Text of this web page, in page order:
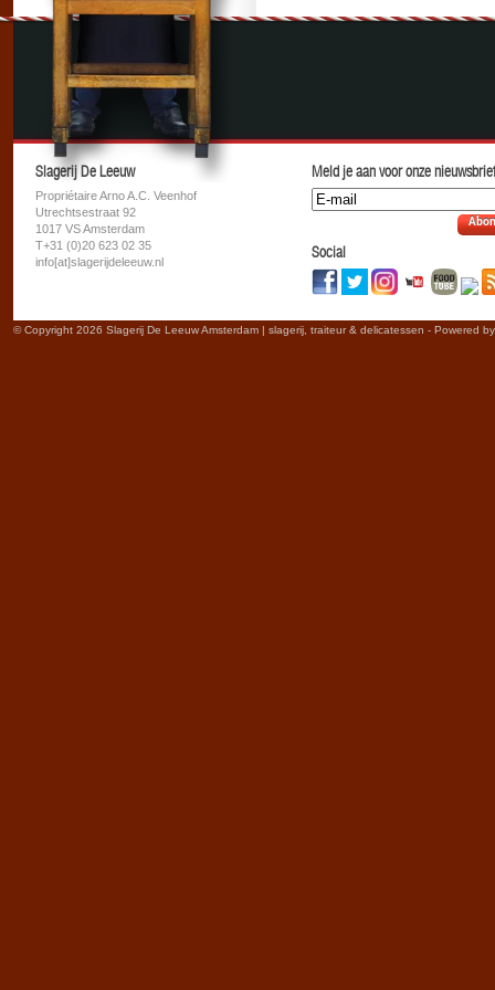
Slagerij De Leeuw
Propriétaire Arno A.C. Veenhof
Utrechtsestraat 92
1017 VS Amsterdam
T+31 (0)20 623 02 35
info[at]slagerijdeleeuw.nl
Meld je aan voor onze
Social
© Copyright 2026 Slagerij De Leeuw Amsterdam | slagerij, traiteur & delicatessen - Powered